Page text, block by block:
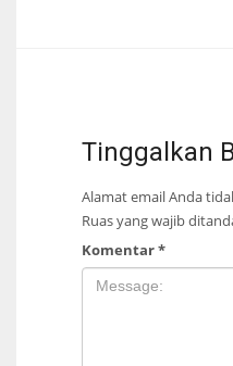
Tinggalkan
Alamat email Anda
Ruas yang wajib
Komentar*